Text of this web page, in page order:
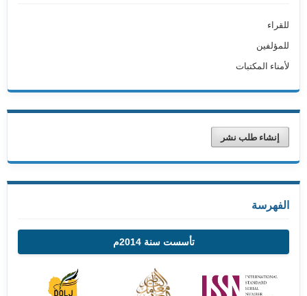
للقراء
للمؤلفين
لأمناء المكتبات
إنشاء طلب نشر
الفهرسة
تأسست سنة 2014م